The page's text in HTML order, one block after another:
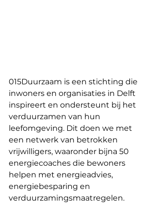
015Duurzaam is een stichting die
inwoners en organisaties in Delft
inspireert en ondersteunt bij het
verduurzamen van hun
leefomgeving. Dit doen we met
een netwerk van betrokken
vrijwilligers, waaronder bijna 50
energiecoaches die bewoners
helpen met energieadvies,
energiebesparing en
verduurzamingsmaatregelen.